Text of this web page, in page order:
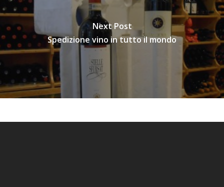
Next Post
Spedizione vino in tutto il mondo